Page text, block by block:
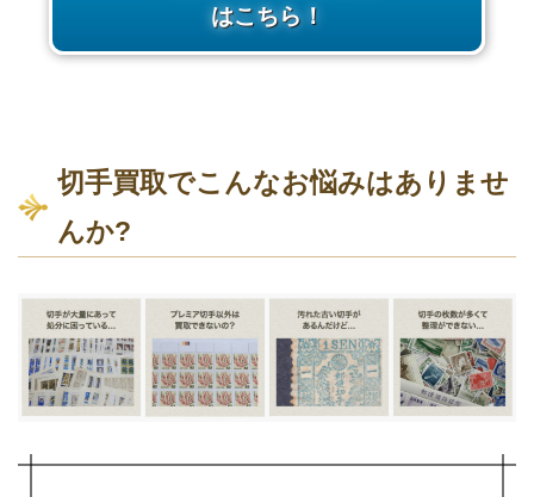
はこちら！
切手買取でこんなお悩みはありませ
んか?